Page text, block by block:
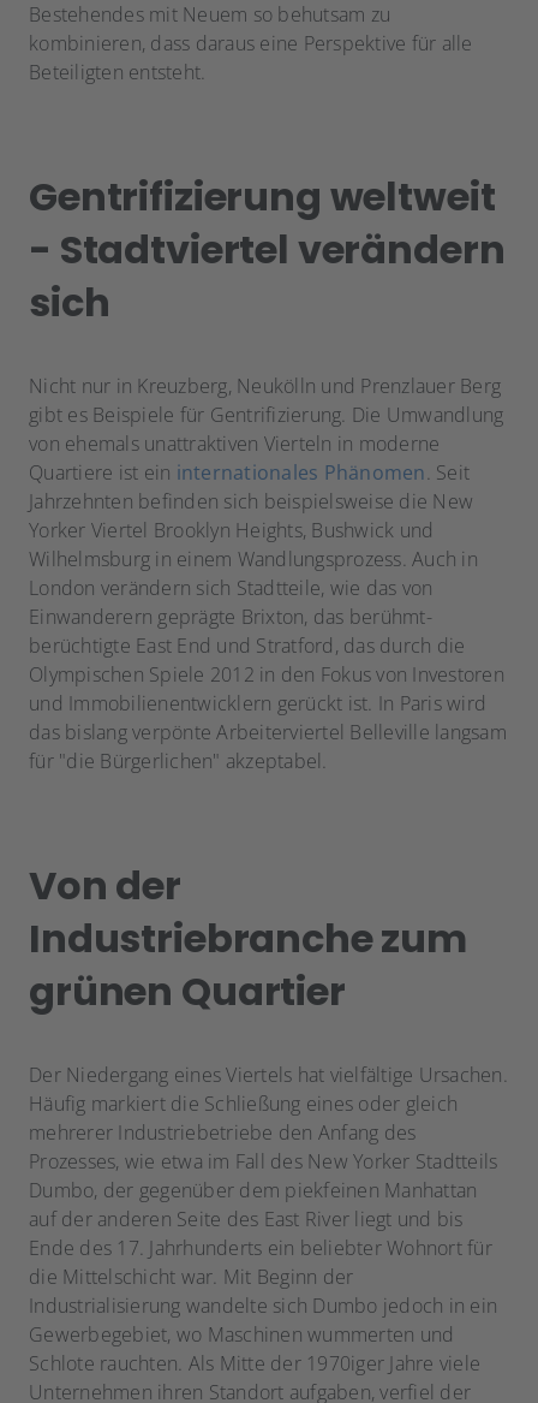
Bestehendes mit Neuem so behutsam zu
kombinieren, dass daraus eine Perspektive für alle
Beteiligten entsteht.
Gentrifizierung weltweit
- Stadtviertel verändern
sich
Nicht nur in Kreuzberg, Neukölln und Prenzlauer Berg
gibt es Beispiele für Gentrifizierung. Die Umwandlung
von ehemals unattraktiven Vierteln in moderne
Quartiere ist ein internationales Phänomen. Seit
Jahrzehnten befinden sich beispielsweise die New
Yorker Viertel Brooklyn Heights, Bushwick und
Wilhelmsburg in einem Wandlungsprozess. Auch in
London verändern sich Stadtteile, wie das von
Einwanderern geprägte Brixton, das berühmt-
berüchtigte East End und Stratford, das durch die
Olympischen Spiele 2012 in den Fokus von Investoren
und Immobilienentwicklern gerückt ist. In Paris wird
das bislang verpönte Arbeiterviertel Belleville langsam
für "die Bürgerlichen" akzeptabel.
Von der
Industriebranche zum
grünen Quartier
Der Niedergang eines Viertels hat vielfältige Ursachen.
Häufig markiert die Schließung eines oder gleich
mehrerer Industriebetriebe den Anfang des
Prozesses, wie etwa im Fall des New Yorker Stadtteils
Dumbo, der gegenüber dem piekfeinen Manhattan
auf der anderen Seite des East River liegt und bis
Ende des 17. Jahrhunderts ein beliebter Wohnort für
die Mittelschicht war. Mit Beginn der
Industrialisierung wandelte sich Dumbo jedoch in ein
Gewerbegebiet, wo Maschinen wummerten und
Schlote rauchten. Als Mitte der 1970iger Jahre viele
Unternehmen ihren Standort aufgaben, verfiel der